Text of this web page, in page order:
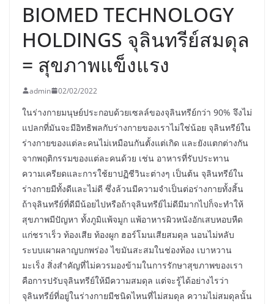
BIOMED TECHNOLOGY
HOLDINGS จุลินทรีย์สมดุล
= สุขภาพแข็งแรง
admin 02/02/2022
ในร่างกายมนุษย์ประกอบด้วยเซลล์ของจุลินทรีย์กว่า 90% จึงไม่
แปลกที่มันจะมีอิทธิพลกับร่างกายของเราไม่ใช่น้อย จุลินทรีย์ใน
ร่างกายของแต่ละคนไม่เหมือนกันตั้งแต่เกิด และยังแตกต่างกัน
จากพฤติกรรมของแต่ละคนด้วย เช่น อาหารที่รับประทาน
ความเครียดและการใช้ยาปฏิชีวินะต่างๆ เป็นต้น จุลินทรีย์ใน
ร่างกายมีทั้งดีและไม่ดี ซึ่งล้วนมีความจำเป็นต่อร่างกายทั้งสิ้น
ถ้าจุลินทรีย์ที่ดีมีน้อยไปหรือถ้าจุลินทรีย์ไม่ดีมีมากไปก็จะทำให้
สุขภาพมีปัญหา ทั้งภูมิแพ้จมูก แพ้อาหารผิวหนังอักเสบหอบหืด
แก่ชราเร็ว ท้องเสีย ท้องผูก ฮอร์โมนเสียสมดุล นอนไม่หลับ
ระบบเผาผลาญบกพร่อง ไขมันสะสมในช่องท้อง เบาหวาน
มะเร็ง สิ่งสำคัญที่ไม่ควรมองข้ามในการรักษาสุขภาพของเรา
คือการปรับจุลินทรีย์ให้มีความสมดุล แต่จะรู้ได้อย่างไรว่า
จุลินทรีย์ที่อยู่ในร่างกายมีชนิดไหนที่ไม่สมดุล ความไม่สมดุลนั้น